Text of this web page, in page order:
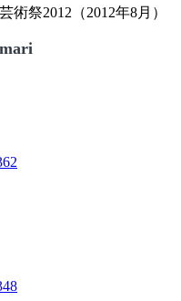
術祭2012（2012年8月）